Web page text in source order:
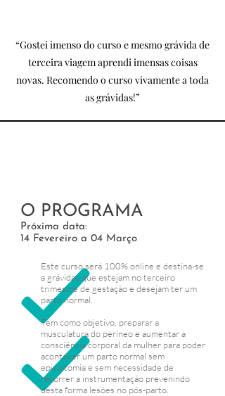
“Gostei imenso do curso e mesmo grávida de
terceira viagem aprendi imensas coisas
novas. Recomendo o curso vivamente a toda
as grávidas!”
O PROGRAMA
Próxima data:
14 Fevereiro a 04 Março
Este curso será 100% online e destina-se
a grávidas que estejam no terceiro
trimestre de gestação e desejam ter um
parto normal.
Tem como objetivo, preparar a
musculatura do períneo e aumentar a
consciência corporal da mulher para poder
acontecer um parto normal sem
episiotomia e sem necessidade de
recorrer a instrumentação prevenindo
desta forma lesões no pós-parto.